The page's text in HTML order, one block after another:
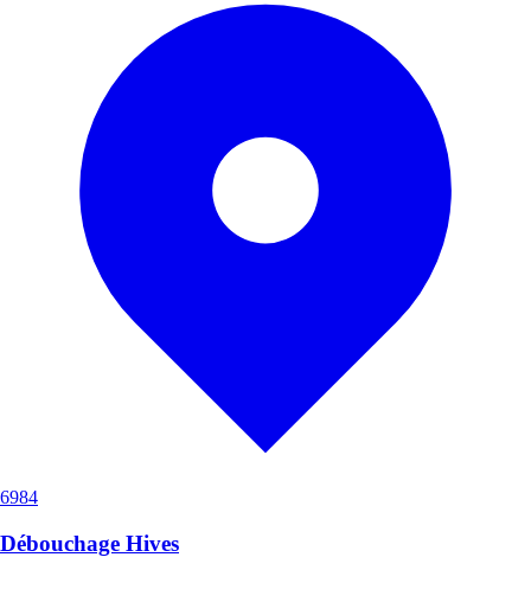
6984
Débouchage Hives